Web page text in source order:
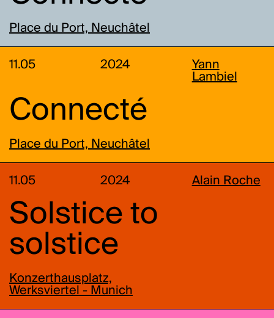
Place du Port, Neuchâtel
11.05 2024
Yann
Lambiel
Connecté
Place du Port, Neuchâtel
11.05 2024 Alain Roche
Solstice to
solstice
Konzerthausplatz,
Werksviertel - Munich